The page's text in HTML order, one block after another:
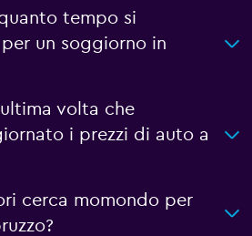
tempo si
un soggiorno in
volta che
i prezzi di auto a
cerca momondo per